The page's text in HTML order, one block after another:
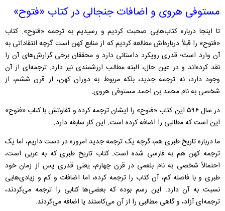
مستوفی هروی و اضافات جنجالی در کتاب «فتوح»
تا اینجا درباره کتاب‌هایی صحبت کردیم و رسیدیم به ترجمه «فتوح». کتاب
«فتوح» را قبلاً درباره‌اش مطالعه کردیم که از منابع کهن است گرچه انتقاداتی به
آن وارد است؛ قدری رویکرد داستانی دارد و محققان برخی گزارش‌های آن را
نقد کرده‌اند و در عین حال، البته مطالب ارزشمندی نیز دارد. ترجمه‌ای از آن
وجود دارد، نه ترجمه جدید، بلکه مربوط به دوران کهن، از قرن ششم، از
شخصی به نام محمد بن احمد مستوفی هروی.
در سال ۵۹۶ این کتاب «فتوح» را ایشان ترجمه کرده و تفاوتش با کتاب «فتوح»
این است که مطالبی را اضافه کرده است. این کار سابقه دارد.
ما درباره تاریخ طبری هم، گرچه یک ترجمه جدید امروزه در دست داریم، اما یک
ترجمه کهن هم به فارسی شده است. کتاب تاریخ طبری که به عربی است،
احتمالاً شخصی به نام بلعمی در قرن چهارم، یعنی قدری پس از زمان خود
طبری و با فاصله کم، آن کتاب را ترجمه کرده، اما اضافات و کم و زیادی‌هایی
نسبت به آن دارد. این رسم بوده که بعضی‌ها کتابی را ترجمه می‌کردند،
ترجمه‌ای آزاد، و گاهی مطالبی را از آن می‌کاستند یا اضافه می‌کردند.